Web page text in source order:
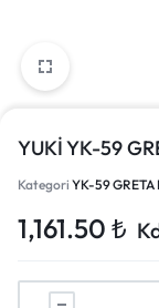
YUKİ YK-59
Kategori YK-59 GRETA
1,161.50 ₺